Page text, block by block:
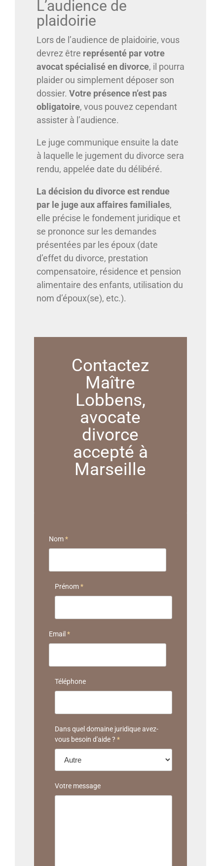
L’audience de
plaidoirie
Lors de l’audience de plaidoirie, vous
devrez être représenté par votre
avocat spécialisé en divorce, il pourra
plaider ou simplement déposer son
dossier. Votre présence n’est pas
obligatoire, vous pouvez cependant
assister à l’audience.
Le juge communique ensuite la date
à laquelle le jugement du divorce sera
rendu, appelée date du délibéré.
La décision du divorce est rendue
par le juge aux affaires familiales,
elle précise le fondement juridique et
se prononce sur les demandes
présentées par les époux (date
d’effet du divorce, prestation
compensatoire, résidence et pension
alimentaire des enfants, utilisation du
nom d’époux(se), etc.).
Contactez
Maître
Lobbens,
avocate
divorce
accepté à
Marseille
Nom*
Prénom*
Email *
Téléphone
Dans quel domaine juridique avez-
vous besoin d'aide ? *
Votre message